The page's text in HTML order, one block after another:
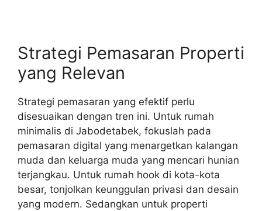
Strategi Pemasaran Properti
yang Relevan
Strategi pemasaran yang efektif perlu
disesuaikan dengan tren ini. Untuk rumah
minimalis di Jabodetabek, fokuslah pada
pemasaran digital yang menargetkan kalangan
muda dan keluarga muda yang mencari hunian
terjangkau. Untuk rumah hook di kota-kota
besar, tonjolkan keunggulan privasi dan desain
yang modern. Sedangkan untuk properti